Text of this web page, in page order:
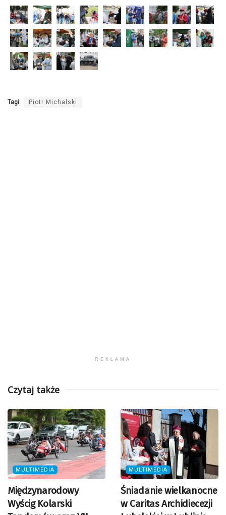
Tagi: Piotr Michalski
REKLAMA
Czytaj także
MULTIMEDIA
Międzynarodowy
Wyścig Kolarski
MULTIMEDIA
Śniadanie wielkanocne
w Caritas Archidiecezji